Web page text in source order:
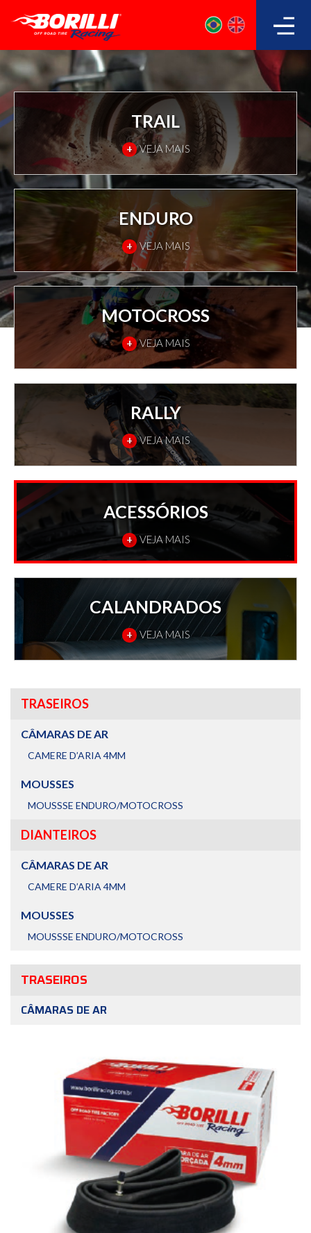
TRAIL
+ VEJA MAIS
ENDURO
+ VEJA MAIS
MOTOCROSS
+ VEJA MAIS
RALLY
+ VEJA MAIS
ACESSÓRIOS
+ VEJA MAIS
CALANDRADOS
+ VEJA MAIS
TRASEIROS
CÂMARAS DE AR
CAMERE D’ARIA 4MM
MOUSSES
MOUSSSE ENDURO/MOTOCROSS
DIANTEIROS
CÂMARAS DE AR
CAMERE D’ARIA 4MM
MOUSSES
MOUSSSE ENDURO/MOTOCROSS
TRASEIROS
CÂMARAS DE AR